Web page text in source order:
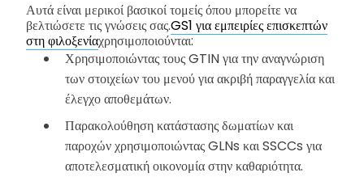
Αυτά είναι μερικοί βασικοί τομείς όπου μπορείτε να
βελτιώσετε τις γνώσεις σας.GS1 για εμπειρίες επισκεπτών
στη φιλοξενίαχρησιμοποιούνται:
Χρησιμοποιώντας τους GTIN για την αναγνώριση
των στοιχείων του μενού για ακριβή παραγγελία και
έλεγχο αποθεμάτων.
Παρακολούθηση κατάστασης δωματίων και
παροχών χρησιμοποιώντας GLNs και SSCCs για
αποτελεσματική οικονομία στην καθαριότητα.